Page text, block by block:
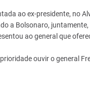
ao ex-presidente, no
a Bolsonaro,
ao general que
ouvir o general